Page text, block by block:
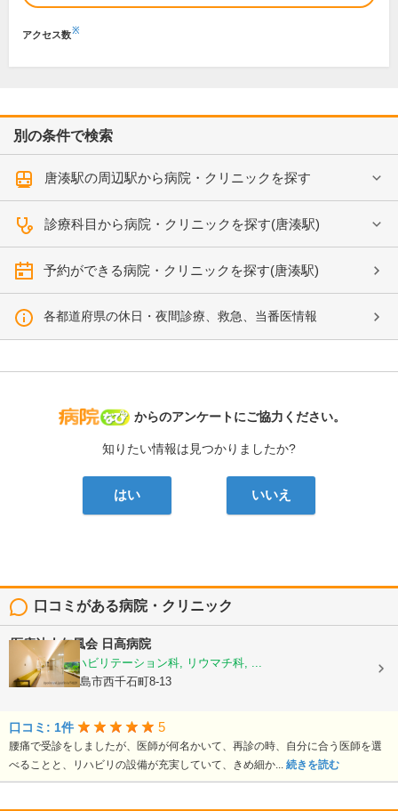
アクセス数※
別の条件で検索
唐湊駅の周辺駅から病院・クリニックを探す
診療科目から病院・クリニックを探す(唐湊駅)
予約ができる病院・クリニックを探す(唐湊駅)
各都道府県の休日・夜間診療、救急、当番医情報
病院なび
からのアンケートにご協力ください。
知りたい情報は見つかりましたか?
はい いいえ
口コミがある病院・クリニック
医療法人仁風会 日高病院
整形外科, リハビリテーション科, リウマチ科, ...
鹿児島県鹿児島市西千石町8-13
口コミ: 1件 5
腰痛で受診をしましたが、医師が何名かいて、再診の時、自分に合う医師を選
べることと、リハビリの設備が充実していて、きめ細か... 続きを読む